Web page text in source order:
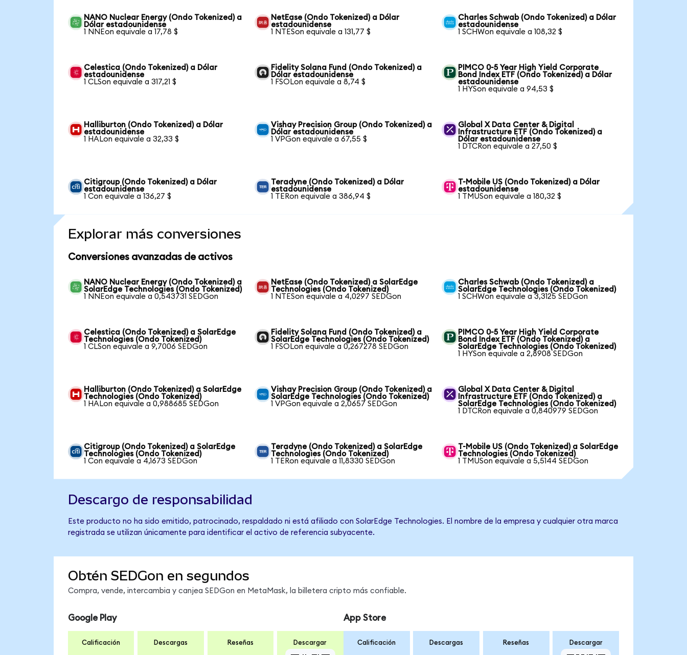
NANO Nuclear Energy (Ondo Tokenized) a
Dólar estadounidense
1 NNEon equivale a 17,78 $
NetEase (Ondo Tokenized) a Dólar
estadounidense
1 NTESon equivale a 131,77 $
Charles Schwab (Ondo Tokenized) a Dólar
estadounidense
1 SCHWon equivale a 108,32 $
Celestica (Ondo Tokenized) a Dólar
estadounidense
1 CLSon equivale a 317,21 $
Fidelity Solana Fund (Ondo Tokenized) a
Dólar estadounidense
1 FSOLon equivale a 8,74 $
PIMCO 0-5 Year High Yield Corporate
Bond Index ETF (Ondo Tokenized) a Dólar
estadounidense
1 HYSon equivale a 94,53 $
Halliburton (Ondo Tokenized) a Dólar
estadounidense
1 HALon equivale a 32,33 $
Vishay Precision Group (Ondo Tokenized) a
Dólar estadounidense
1 VPGon equivale a 67,55 $
Global X Data Center & Digital
Infrastructure ETF (Ondo Tokenized) a
Dólar estadounidense
1 DTCRon equivale a 27,50 $
Citigroup (Ondo Tokenized) a Dólar
estadounidense
1 Con equivale a 136,27 $
Teradyne (Ondo Tokenized) a Dólar
estadounidense
1 TERon equivale a 386,94 $
T-Mobile US (Ondo Tokenized) a Dólar
estadounidense
1 TMUSon equivale a 180,32 $
Explorar más conversiones
Conversiones avanzadas de activos
NANO Nuclear Energy (Ondo Tokenized) a
SolarEdge Technologies (Ondo Tokenized)
1 NNEon equivale a 0,543731 SEDGon
NetEase (Ondo Tokenized) a SolarEdge
Technologies (Ondo Tokenized)
1 NTESon equivale a 4,0297 SEDGon
Charles Schwab (Ondo Tokenized) a
SolarEdge Technologies (Ondo Tokenized)
1 SCHWon equivale a 3,3125 SEDGon
Celestica (Ondo Tokenized) a SolarEdge
Technologies (Ondo Tokenized)
1 CLSon equivale a 9,7006 SEDGon
Fidelity Solana Fund (Ondo Tokenized) a
SolarEdge Technologies (Ondo Tokenized)
1 FSOLon equivale a 0,267278 SEDGon
PIMCO 0-5 Year High Yield Corporate
Bond Index ETF (Ondo Tokenized) a
SolarEdge Technologies (Ondo Tokenized)
1 HYSon equivale a 2,8908 SEDGon
Halliburton (Ondo Tokenized) a SolarEdge
Technologies (Ondo Tokenized)
1 HALon equivale a 0,988685 SEDGon
Vishay Precision Group (Ondo Tokenized) a
SolarEdge Technologies (Ondo Tokenized)
1 VPGon equivale a 2,0657 SEDGon
Global X Data Center & Digital
Infrastructure ETF (Ondo Tokenized) a
SolarEdge Technologies (Ondo Tokenized)
1 DTCRon equivale a 0,840979 SEDGon
Citigroup (Ondo Tokenized) a SolarEdge
Technologies (Ondo Tokenized)
1 Con equivale a 4,1673 SEDGon
Teradyne (Ondo Tokenized) a SolarEdge
Technologies (Ondo Tokenized)
1 TERon equivale a 11,8330 SEDGon
T-Mobile US (Ondo Tokenized) a SolarEdge
Technologies (Ondo Tokenized)
1 TMUSon equivale a 5,5144 SEDGon
Descargo de responsabilidad
Este producto no ha sido emitido, patrocinado, respaldado ni está afiliado con SolarEdge Technologies. El nombre de la empresa y cualquier otra marca
registrada se utilizan únicamente para identificar el activo de referencia subyacente.
Obtén SEDGon en segundos
Compra, vende, intercambia y canjea SEDGon en MetaMask, la billetera cripto más confiable.
Google Play
Calificación Descargas Reseñas Descargar
App Store
Calificación Descargas Reseñas Descargar